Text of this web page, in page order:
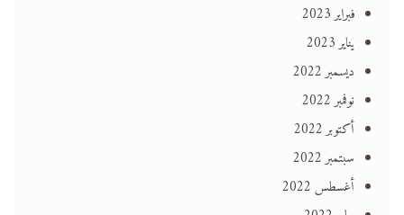
فبراير 2023
يناير 2023
ديسمبر 2022
نوفمبر 2022
أكتوبر 2022
سبتمبر 2022
أغسطس 2022